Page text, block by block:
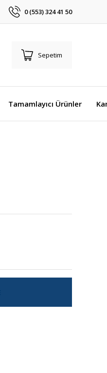
0 (553) 324 41 50
Sepetim
Tamamlayıcı Ürünler